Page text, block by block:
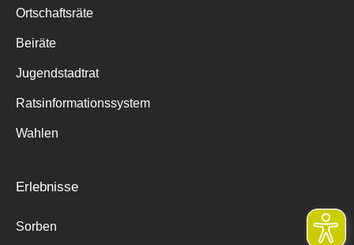
Ortschaftsräte
Beiräte
Jugendstadtrat
Ratsinformationssystem
Wahlen
Erlebnisse
Sorben